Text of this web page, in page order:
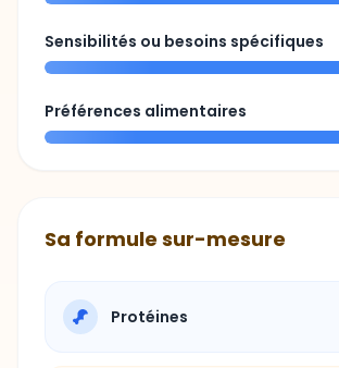
Sensibilités ou besoins spécifiques
Préférences alimentaires
Sa formule sur-mesure
Protéines